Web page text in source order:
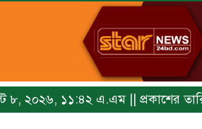
৮, ২০২৬, ১১:৪২ এ.এম || প্রকাশের